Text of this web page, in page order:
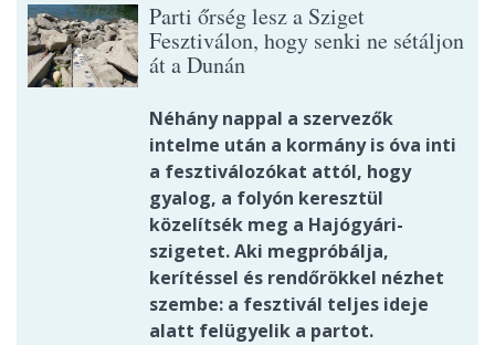
Parti őrség lesz a Sziget
Fesztiválon, hogy senki ne sétáljon
át a Dunán
Néhány nappal a szervezők
intelme után a kormány is óva inti
a fesztiválozókat attól, hogy
gyalog, a folyón keresztül
közelítsék meg a Hajógyári-
szigetet. Aki megpróbálja,
kerítéssel és rendőrökkel nézhet
szembe: a fesztivál teljes ideje
alatt felügyelik a partot.